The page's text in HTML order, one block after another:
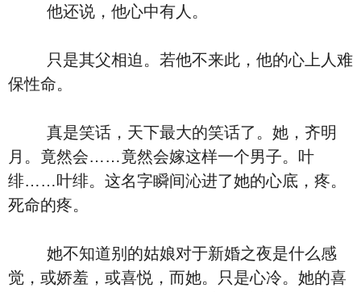
他还说，他心中有人。
只是其父相迫。若他不来此，他的心上人难
保性命。
真是笑话，天下最大的笑话了。她，齐明
月。竟然会……竟然会嫁这样一个男子。叶
绯……叶绯。这名字瞬间沁进了她的心底，疼。
死命的疼。
她不知道别的姑娘对于新婚之夜是什么感
觉，或娇羞，或喜悦，而她。只是心冷。她的喜